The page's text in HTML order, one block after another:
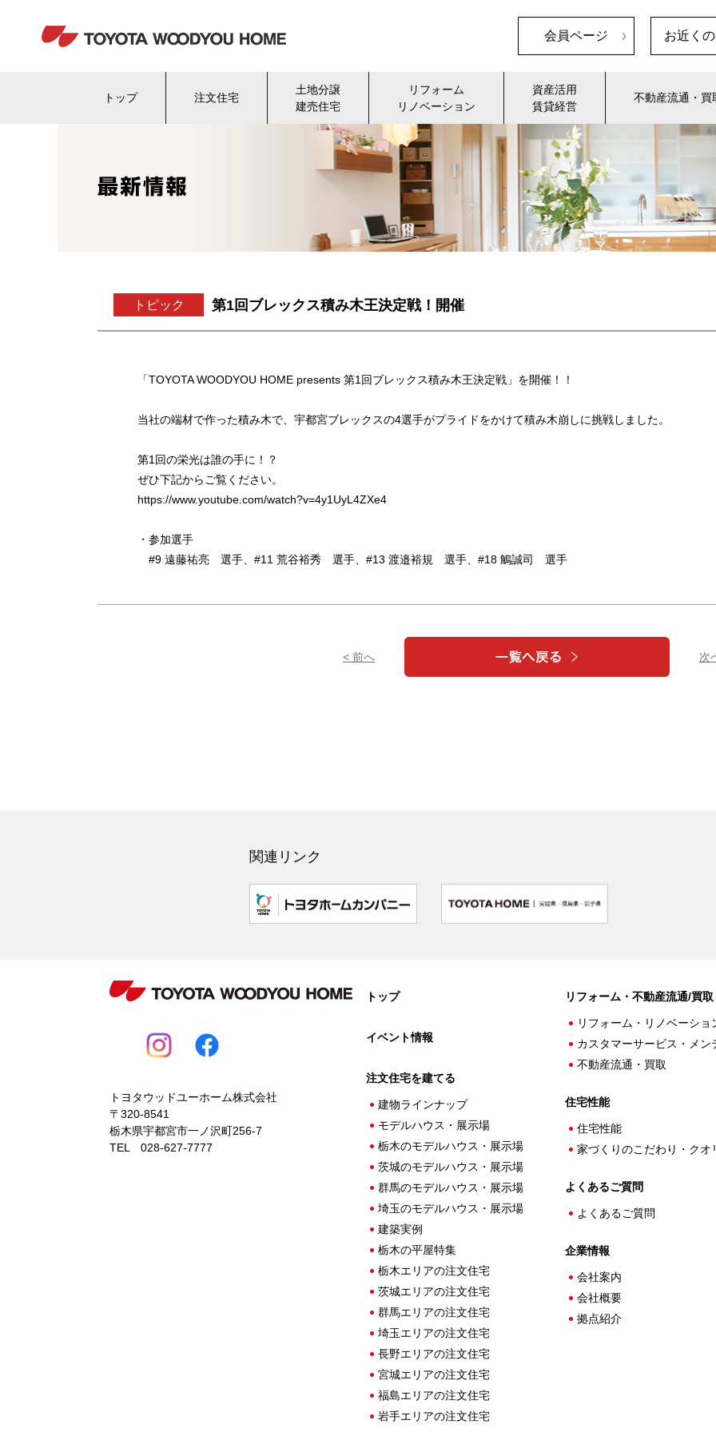
会員ページ お近く
トップ 注文住宅
土地分譲
建売住宅
リフォーム
リノベーション
資産活用
賃貸経営
不動産流通・買
トピック 第1回ブレックス積み木王決定戦！開催
「TOYOTA WOODYOU HOME presents 第1回ブレックス積み木王決定戦」を開催！！
当社の端材で作った積み木で、宇都宮ブレックスの4選手がプライドをかけて積み木崩しに挑戦しました。
第1回の栄光は誰の手に！？
ぜひ下記からご覧ください。
https://www.youtube.com/watch?v=4y1UyL4ZXe4
・参加選手
#9 遠藤祐亮 選手、#11 荒谷裕秀 選手、#13 渡邉裕規 選手、#18 鵤誠司 選手
< 前へ 次
関連リンク
トヨタウッドユーホーム株式会社
〒320-8541
栃木県宇都宮市一ノ沢町256-7
TEL 028-627-7777
トップ
イベント情報
注文住宅を建てる
建物ラインナップ
モデルハウス・展示場
栃木のモデルハウス・展示場
茨城のモデルハウス・展示場
群馬のモデルハウス・展示場
埼玉のモデルハウス・展示場
建築実例
栃木の平屋特集
栃木エリアの注文住宅
茨城エリアの注文住宅
群馬エリアの注文住宅
埼玉エリアの注文住宅
長野エリアの注文住宅
宮城エリアの注文住宅
福島エリアの注文住宅
岩手エリアの注文住宅
リフォーム・不動産流通/買取
リフォーム・リノベーショ
カスタマーサービス・メン
不動産流通・買取
住宅性能
住宅性能
家づくりのこだわり・クオ
よくあるご質問
よくあるご質問
企業情報
会社案内
会社概要
拠点紹介